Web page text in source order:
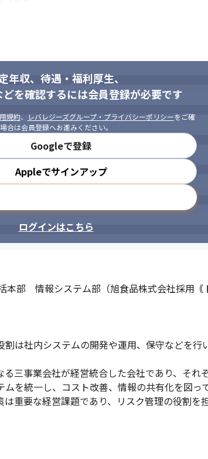
年収、待遇・福利厚生、
を確認するには会員登録が必要です
規約、 レバレジーズグループ・プライバシーポリシーをご確
合は会員登録へお進みください。
Googleで登録
Appleでサインアップ
ログインはこちら
部　情報システム部（旭食品株式会社採用｟
は社内システムの開発や運用、保守などを
る三事業会社が経営統合した会社であり、そ
を統一し、コスト改善、情報の共有化を図っ
重要な経営課題であり、リスク管理の役割